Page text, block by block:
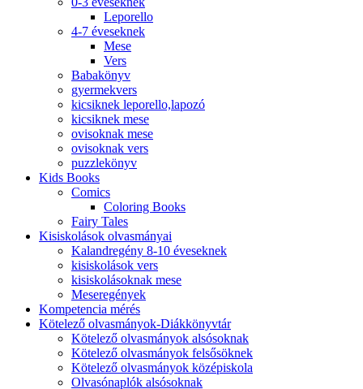
Leporello
4-7 éveseknek
Mese
Vers
Babakönyv
gyermekvers
kicsiknek leporello,lapozó
kicsiknek mese
ovisoknak mese
ovisoknak vers
puzzlekönyv
Kids Books
Comics
Coloring Books
Fairy Tales
Kisiskolások olvasmányai
Kalandregény 8-10 éveseknek
kisiskolások vers
kisiskolásoknak mese
Meseregények
Kompetencia mérés
Kötelező olvasmányok-Diákkönyvtár
Kötelező olvasmányok alsósoknak
Kötelező olvasmányok felsősöknek
Kötelező olvasmányok középiskola
Olvasónaplók alsósoknak